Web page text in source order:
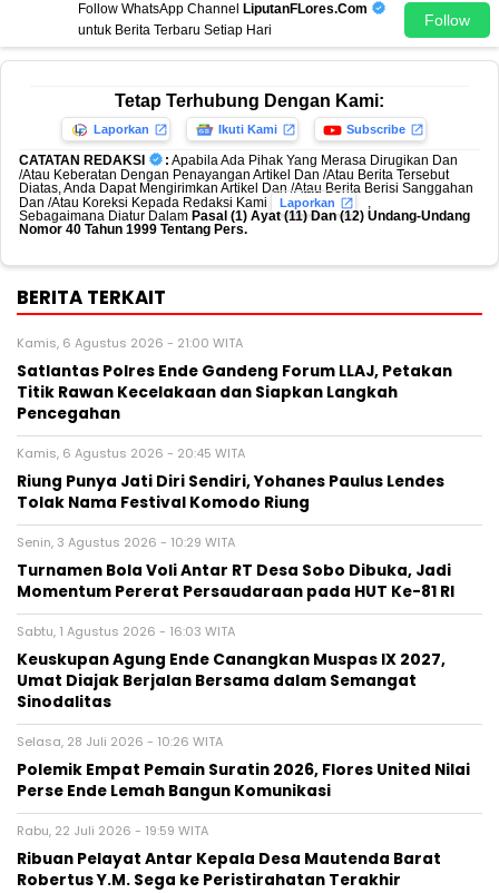
Follow WhatsApp Channel
LiputanFLores.Com
untuk Berita Terbaru Setiap Hari
Follow
Tetap Terhubung Dengan Kami:
Laporkan Ikuti Kami Subscribe
CATATAN REDAKSI : Apabila Ada Pihak Yang Merasa Dirugikan Dan
/Atau Keberatan Dengan Penayangan Artikel Dan /Atau Berita Tersebut
Diatas, Anda Dapat Mengirimkan Artikel Dan /Atau Berita Berisi Sanggahan
Dan /Atau Koreksi Kepada Redaksi Kami
Laporkan
,
Sebagaimana Diatur Dalam Pasal (1) Ayat (11) Dan (12) Undang-Undang
Nomor 40 Tahun 1999 Tentang Pers.
BERITA TERKAIT
Kamis, 6 Agustus 2026 - 21:00 WITA
Satlantas Polres Ende Gandeng Forum LLAJ, Petakan
Titik Rawan Kecelakaan dan Siapkan Langkah
Pencegahan
Kamis, 6 Agustus 2026 - 20:45 WITA
Riung Punya Jati Diri Sendiri, Yohanes Paulus Lendes
Tolak Nama Festival Komodo Riung
Senin, 3 Agustus 2026 - 10:29 WITA
Turnamen Bola Voli Antar RT Desa Sobo Dibuka, Jadi
Momentum Pererat Persaudaraan pada HUT Ke-81 RI
Sabtu, 1 Agustus 2026 - 16:03 WITA
Keuskupan Agung Ende Canangkan Muspas IX 2027,
Umat Diajak Berjalan Bersama dalam Semangat
Sinodalitas
Selasa, 28 Juli 2026 - 10:26 WITA
Polemik Empat Pemain Suratin 2026, Flores United Nilai
Perse Ende Lemah Bangun Komunikasi
Rabu, 22 Juli 2026 - 19:59 WITA
Ribuan Pelayat Antar Kepala Desa Mautenda Barat
Robertus Y.M. Sega ke Peristirahatan Terakhir